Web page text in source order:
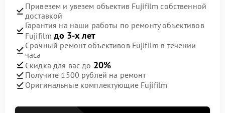
Привезем и увезем объектив Fujifilm собственной
доставкой
Гарантия на наши работы по ремонту объективов
Fujifilmдо 3-х лет
Срочный ремонт объективов Fujifilm в течении
часа
Скидка для вас до 20%
Получите 1500 рублей на ремонт
Оригинальные комплектующие Fujifilm